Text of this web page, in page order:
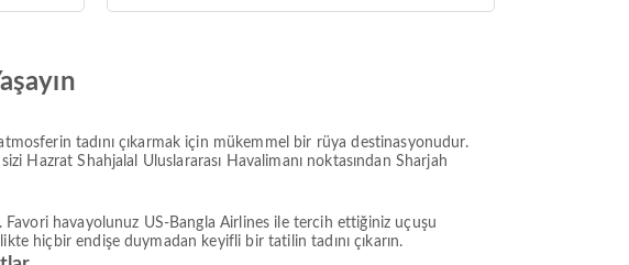
tadını çıkarmak için mükemmel bir rüya destinasyonudur.
Hazrat Shahjalal Uluslararası Havalimanı noktasından Sharjah
Favori havayolunuz US-Bangla Airlines ile tercih ettiğiniz uçuşu
hiçbir endişe duymadan keyifli bir tatilin tadını çıkarın.